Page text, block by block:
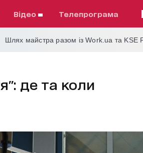
відео телепрограма
Шлях майстра разом із Work.ua та KSE
де та коли